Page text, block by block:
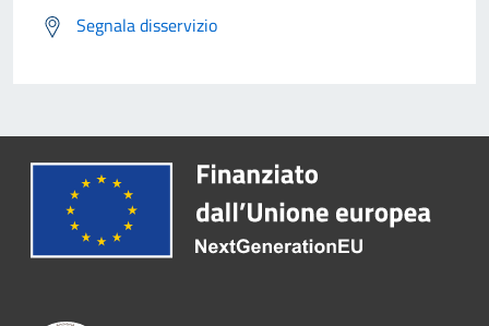
Segnala disservizio